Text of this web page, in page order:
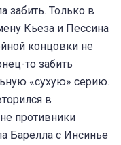
забить. Только в
Кьеза и Пессина
концовки не
то забить
«сухую» серию.
в
противники
Барелла с Инсинье